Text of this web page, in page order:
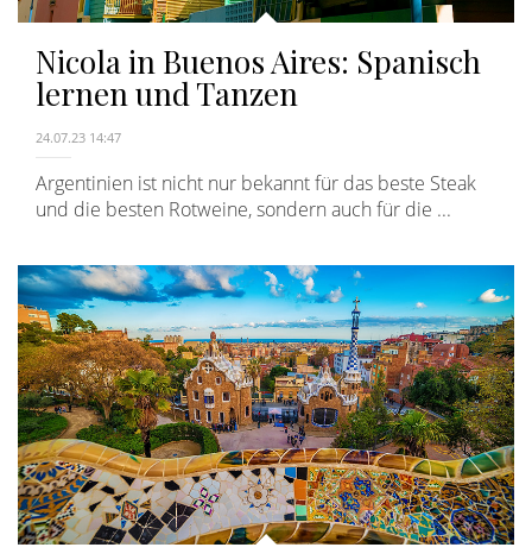
Nicola in Buenos Aires: Spanisch
lernen und Tanzen
24.07.23 14:47
Argentinien ist nicht nur bekannt für das beste Steak
und die besten Rotweine, sondern auch für die ...